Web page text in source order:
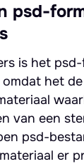
psd-
is het
het
van een
psd-
er